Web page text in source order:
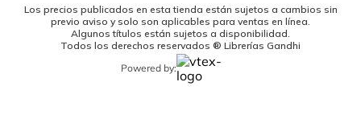
Los precios publicados en esta tienda están sujetos a cambios sin
previo aviso y solo son aplicables para ventas en línea.
Algunos títulos están sujetos a disponibilidad.
Todos los derechos reservados ® Librerías Gandhi
Powered by: